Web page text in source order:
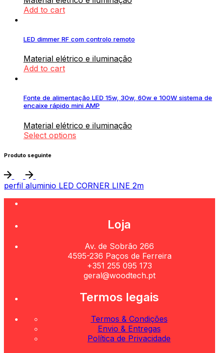
Add to cart
LED dimmer RF com controlo remoto
Material elétrico e iluminação
Add to cart
Fonte de alimentação LED 15w, 30w, 60w e 100W sistema de
encaixe rápido mini AMP
Material elétrico e iluminação
Select options
Produto seguinte
perfil aluminio LED CORNER LINE 2m
Loja
Av. de Sobrão 266
4595-236 Paços de Ferreira
+351 255 095 173
geral@woodtech.pt
Termos legais
Termos & Condições
Envio & Entregas
Política de Privacidade